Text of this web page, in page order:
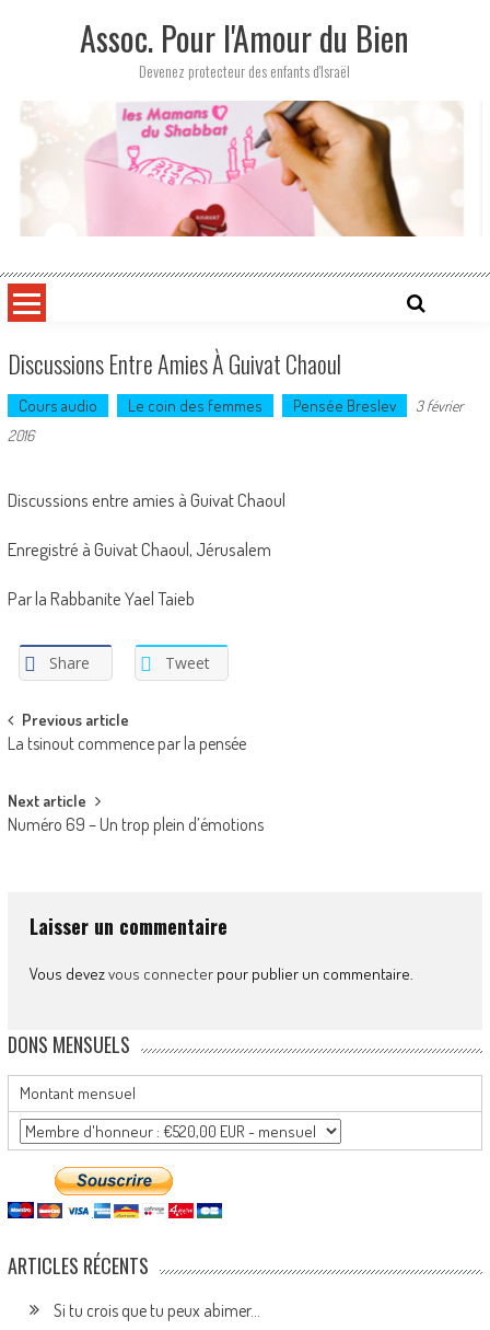
Assoc. Pour l'Amour du Bien
Devenez protecteur des enfants d'Israël
Discussions Entre Amies À Guivat Chaoul
Cours audio Le coin des femmes Pensée Breslev
3 février
2016
Discussions entre amies à Guivat Chaoul
Enregistré à Guivat Chaoul, Jérusalem
Par la Rabbanite Yael Taieb
Share Tweet
Post
navigation
Previous article
La tsinout commence par la pensée
Next article
Numéro 69 – Un trop plein d’émotions
Laisser un commentaire
Vous devezvous connecterpour publier un commentaire.
DONS MENSUELS
Montant mensuel
ARTICLES RÉCENTS
Si tu crois que tu peux abimer…